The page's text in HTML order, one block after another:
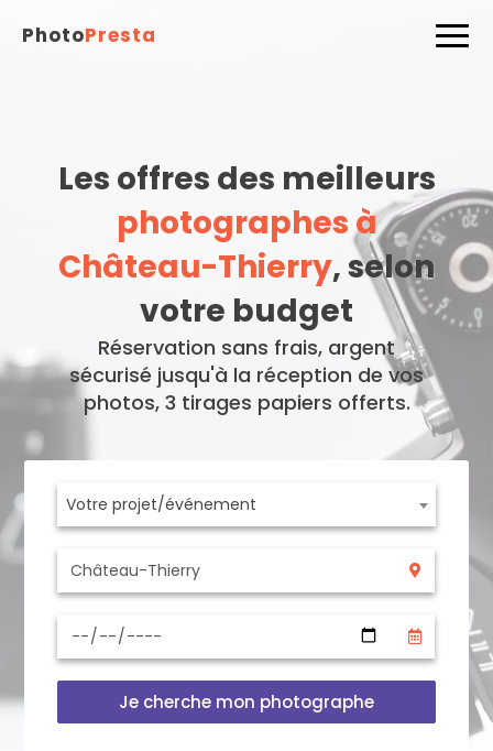
PhotoPresta
Les offres des meilleurs
photographes à
Château-Thierry, selon
votre budget
Réservation sans frais, argent
sécurisé jusqu'à la réception de vos
photos, 3 tirages papiers offerts.
Votre projet/événement
Je cherche mon photographe